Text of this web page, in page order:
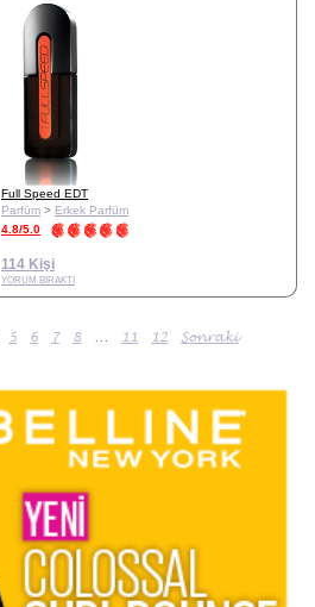
Full Speed EDT
Parfüm > Erkek Parfüm
4.8/5.0
114 Kişi
YORUM BIRAKTI
5 6 7 8 ... 11 12 Sonraki